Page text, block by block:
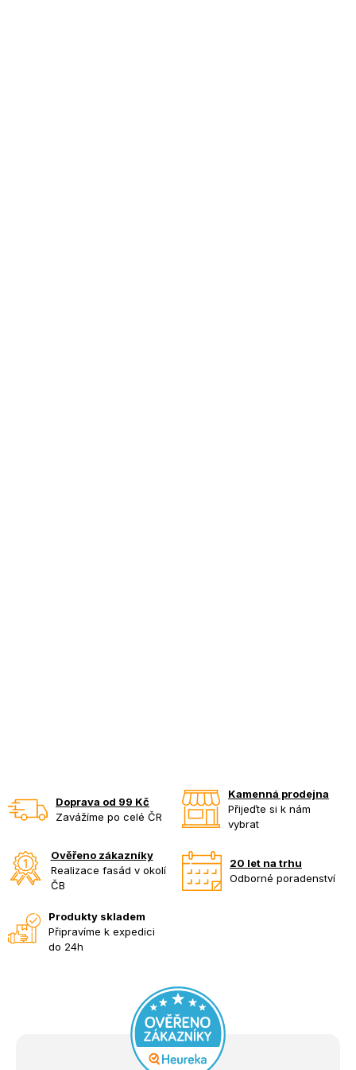
Doprava od 99 Kč
Zavážíme po celé ČR
Kamenná prodejna
Přijeďte si k nám
vybrat
Ověřeno zákazníky
Realizace fasád v okolí
ČB
20 let na trhu
Odborné poradenství
Produkty skladem
Připravíme k expedici
do 24h